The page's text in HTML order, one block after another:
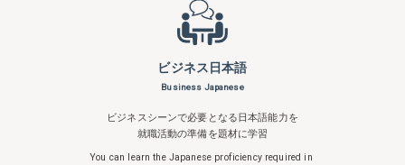
ビジネス日本語
Business Japanese
ビジネスシーンで必要となる日本語能力を
就職活動の準備を題材に学習
You can learn the Japanese proficiency required in